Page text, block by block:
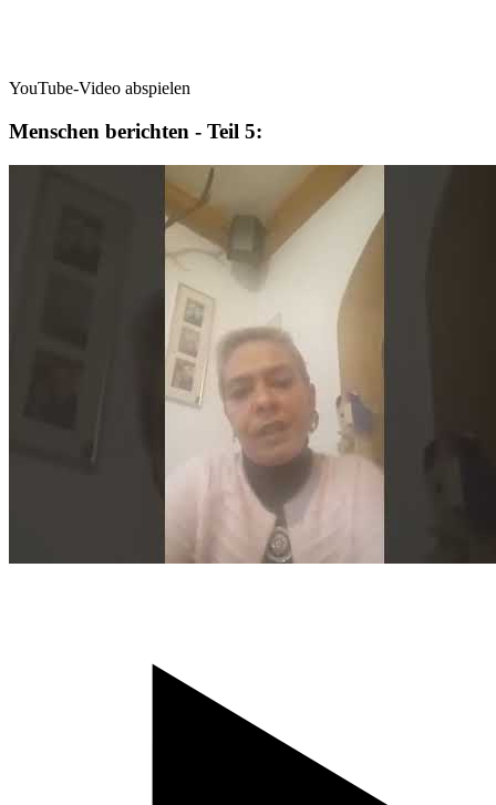
YouTube-Video abspielen
Menschen berichten - Teil 5: